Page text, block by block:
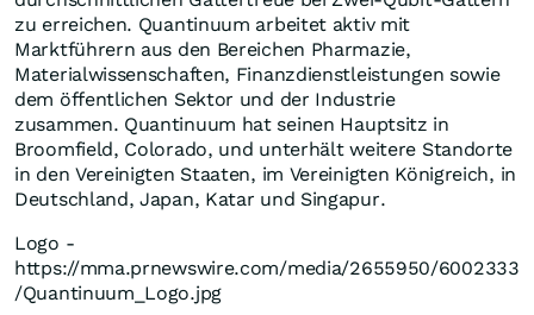
zu erreichen. Quantinuum arbeitet aktiv mit
Marktführern aus den Bereichen Pharmazie,
Materialwissenschaften, Finanzdienstleistungen sowie
dem öffentlichen Sektor und der Industrie
zusammen. Quantinuum hat seinen Hauptsitz in
Broomfield, Colorado, und unterhält weitere Standorte
in den Vereinigten Staaten, im Vereinigten Königreich, in
Deutschland, Japan, Katar und Singapur.
Logo -
https://mma.prnewswire.com/media/2655950/6002333
/Quantinuum_Logo.jpg